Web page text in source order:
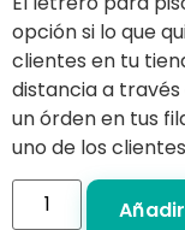
opción si lo que
clientes en tu
distancia a
un órden en tus
uno de los